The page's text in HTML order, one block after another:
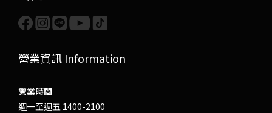
營業資訊 Information
營業時間
週一至週五 1400-2100